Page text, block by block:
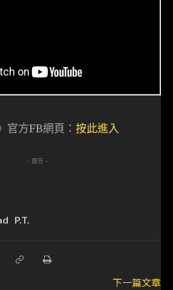
方FB網頁： 按此進入
- 廣告 -
P.T.
下一篇文章